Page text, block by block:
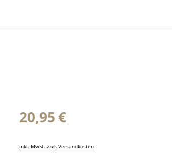
Regulärer Preis:
20,95 €
inkl. MwSt. zzgl. Versandkosten